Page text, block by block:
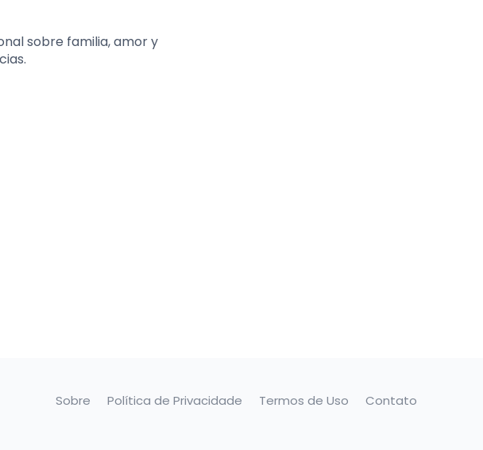
sobre familia, amor y
Sobre Política de Privacidade Termos de Uso Contato